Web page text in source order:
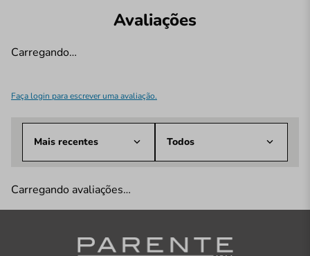
Avaliações
Carregando…
Faça login para escrever uma avaliação.
Mais recentes Todos
Carregando avaliações…